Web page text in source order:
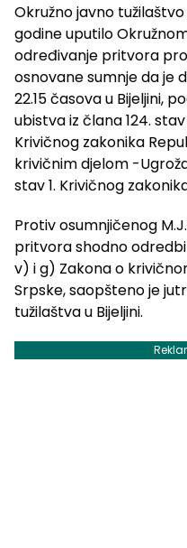
Okružno javno tužilaštvo
godine uputilo
određivanje pritvora
osnovane sumnje da je
22.15 časova u Bijeljini,
ubistva iz člana 124.
Krivičnog zakonika
krivičnim djelom -
stav 1. Krivičnog
Protiv osumnjičenog
pritvora shodno odredbi
v) i g) Zakona o
Srpske, saopšteno je
tužilaštva u Bijeljini.